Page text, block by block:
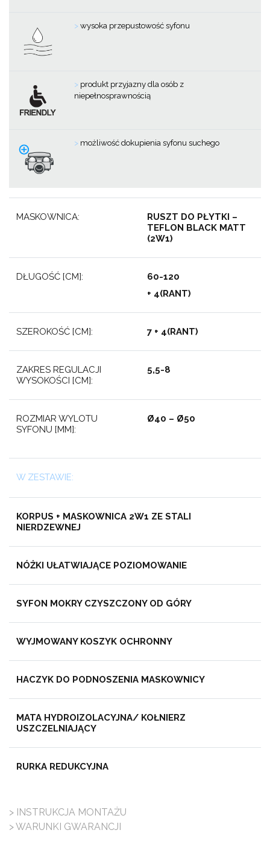
>wysoka przepustowość syfonu
> produkt przyjazny dla osób z
niepełnosprawnością
> możliwość dokupienia syfonu suchego
MASKOWNICA:
RUSZT DO PŁYTKI –
TEFLON BLACK MATT
(2W1)
DŁUGOŚĆ [CM]:
60-120
+ 4(RANT)
SZEROKOŚĆ [CM]: 7 + 4(RANT)
ZAKRES REGULACJI
WYSOKOŚCI [CM]:
5,5-8
ROZMIAR WYLOTU
SYFONU [MM]:
Ø40 – Ø50
W ZESTAWIE:
KORPUS + MASKOWNICA 2W1 ZE STALI
NIERDZEWNEJ
NÓŻKI UŁATWIAJĄCE POZIOMOWANIE
SYFON MOKRY CZYSZCZONY OD GÓRY
WYJMOWANY KOSZYK OCHRONNY
HACZYK DO PODNOSZENIA MASKOWNICY
MATA HYDROIZOLACYJNA/ KOŁNIERZ
USZCZELNIAJĄCY
RURKA REDUKCYJNA
> INSTRUKCJA MONTAŻU
> WARUNKI GWARANCJI